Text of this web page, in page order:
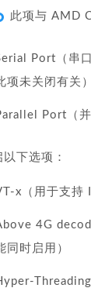
此项与 AMD
Port（串
项未关闭有关）
Port（
以下选项：
x（用于支持
4G
同时启用）